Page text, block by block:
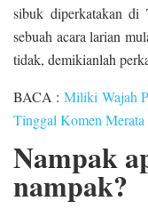
sibuk diperkatakan di
sebuah acara larian
tidak, demikianlah
BACA :Miliki Wajah
Tinggal Komen
Nampak
nampak?